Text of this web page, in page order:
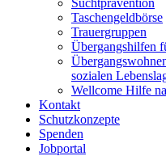
Suchtprävention
Taschengeldbörse
Trauergruppen
Übergangshilfen
sozialen
Wellcome Hilfe
Kontakt
Schutzkonzepte
Spenden
Jobportal